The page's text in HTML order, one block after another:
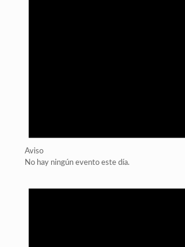
Aviso
No hay ningún evento este día.